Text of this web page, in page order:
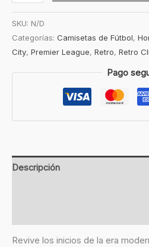
SKU: N/D
Categorías: Camisetas de Fútbol,
City, Premier League, Retro, Retro
Pago
Descripción
Revive los inicios de la era